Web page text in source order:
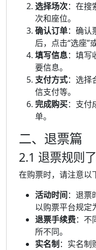
选择场次：在搜
次和座位。
确认订单：确认
后，点击“选座”
填写信息：填写
要信息。
支付方式：选择
信支付等。
完成购买：支付
单。
二、退票篇
2.1 退票规则
在购票时，请注意以
活动时间：退票
以购票平台规定
退票手续费：不
所不同。
实名制 ：实名制